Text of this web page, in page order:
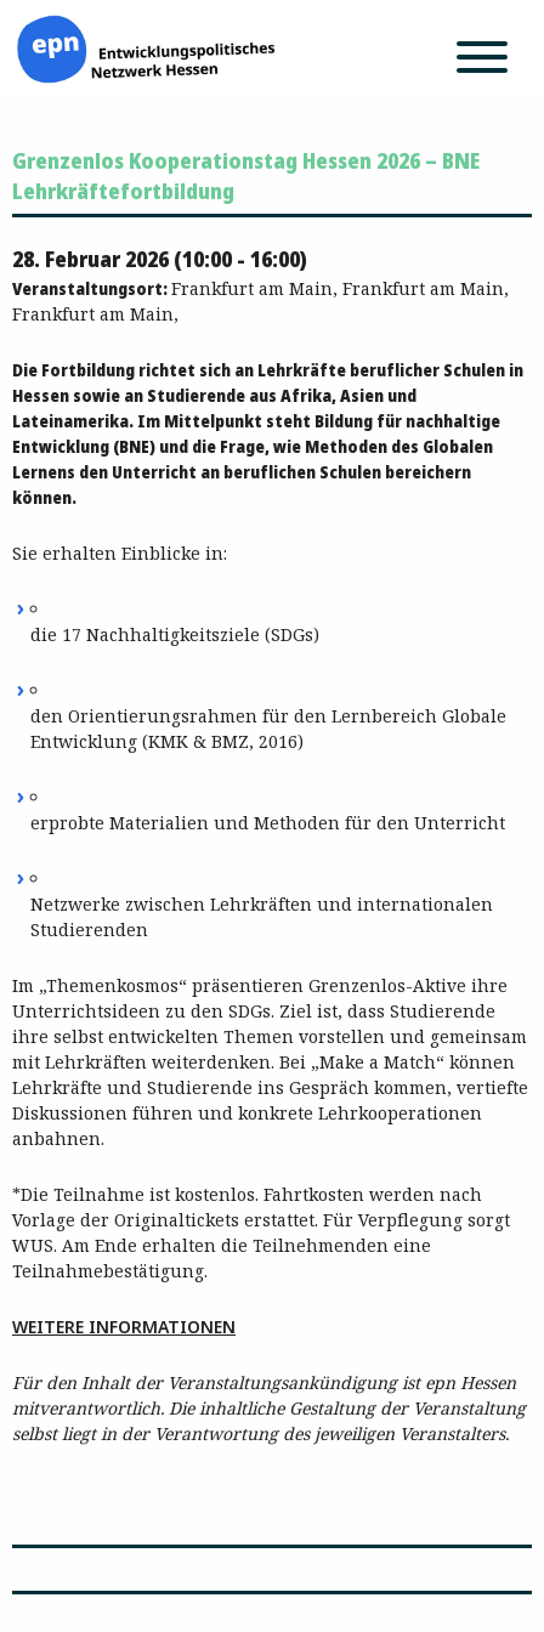
Inhalt
springen
Grenzenlos Kooperationstag Hessen 2026 – BNE
Lehrkräftefortbildung
28. Februar 2026 (10:00 - 16:00)
Veranstaltungsort:Frankfurt am Main, Frankfurt am Main,
Frankfurt am Main,
Die Fortbildung richtet sich an Lehrkräfte beruflicher Schulen in
Hessen sowie an Studierende aus Afrika, Asien und
Lateinamerika. Im Mittelpunkt steht Bildung für nachhaltige
Entwicklung (BNE) und die Frage, wie Methoden des Globalen
Lernens den Unterricht an beruflichen Schulen bereichern
können.
Sie erhalten Einblicke in:
die 17 Nachhaltigkeitsziele (SDGs)
den Orientierungsrahmen für den Lernbereich Globale
Entwicklung (KMK & BMZ, 2016)
erprobte Materialien und Methoden für den Unterricht
Netzwerke zwischen Lehrkräften und internationalen
Studierenden
Im „Themenkosmos“ präsentieren Grenzenlos-Aktive ihre
Unterrichtsideen zu den SDGs. Ziel ist, dass Studierende
ihre selbst entwickelten Themen vorstellen und gemeinsam
mit Lehrkräften weiterdenken. Bei „Make a Match“ können
Lehrkräfte und Studierende ins Gespräch kommen, vertiefte
Diskussionen führen und konkrete Lehrkooperationen
anbahnen.
*Die Teilnahme ist kostenlos. Fahrtkosten werden nach
Vorlage der Originaltickets erstattet. Für Verpflegung sorgt
WUS. Am Ende erhalten die Teilnehmenden eine
Teilnahmebestätigung.
WEITERE INFORMATIONEN
Für den Inhalt der Veranstaltungsankündigung ist epn Hessen
mitverantwortlich. Die inhaltliche Gestaltung der Veranstaltung
selbst liegt in der Verantwortung des jeweiligen Veranstalters.